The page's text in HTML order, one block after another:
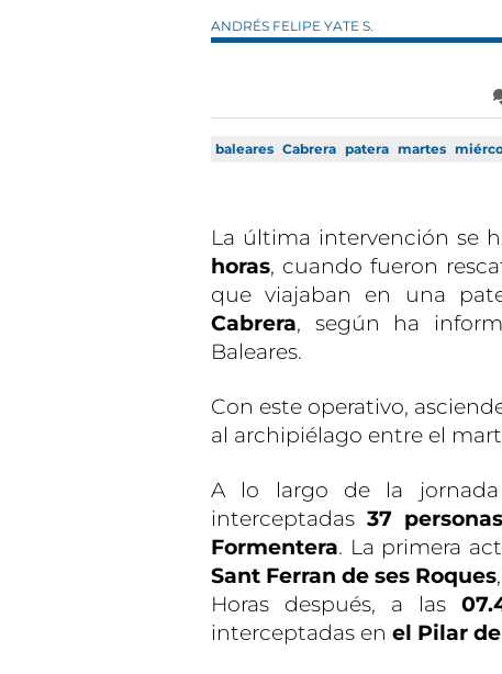
ANDRÉS FELIPE YATE S.
baleares Cabrera patera martes
La última intervención se
horas, cuando fueron
que viajaban en una
Cabrera, según ha
Baleares.
Con este operativo,
al archipiélago entre el
A lo largo de la jornada
interceptadas37 personas
Formentera. La primera
Sant Ferran de ses Roques
Horas después, a las
interceptadas en el Pilar